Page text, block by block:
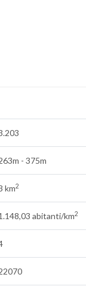
- 375m
km2
abitanti/km2